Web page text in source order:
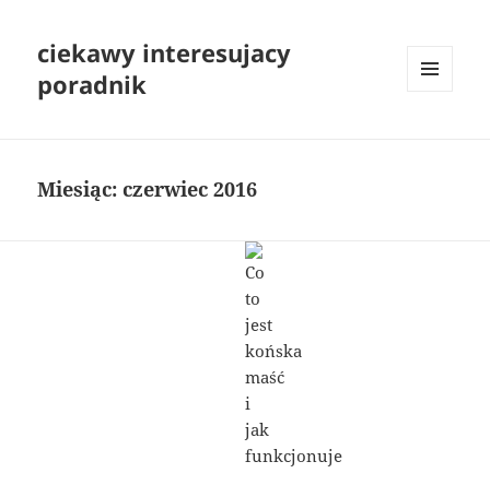
ciekawy interesujacy
poradnik
Miesiąc:czerwiec 2016